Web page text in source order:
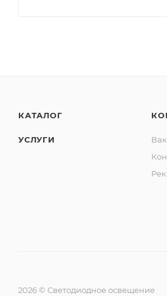
КАТАЛОГ
УСЛУГИ
2026 © Светодиодное освещение